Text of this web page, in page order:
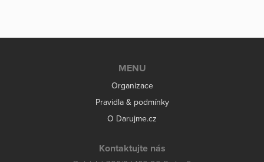
MENU
Organizace
Pravidla & podmínky
O Darujme.cz
Kontaktujte nás